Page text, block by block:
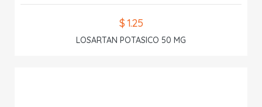
$ 1.25
LOSARTAN POTASICO 50 MG